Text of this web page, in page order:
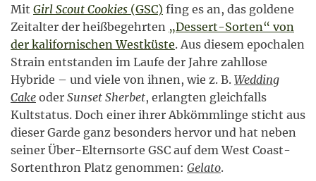
Mit Girl Scout Cookies (GSC) fing es an, das goldene
Zeitalter der heißbegehrten „Dessert-Sorten“ von
der kalifornischen Westküste. Aus diesem epochalen
Strain entstanden im Laufe der Jahre zahllose
Hybride – und viele von ihnen, wie z. B. Wedding
Cake oder Sunset Sherbet, erlangten gleichfalls
Kultstatus. Doch einer ihrer Abkömmlinge sticht aus
dieser Garde ganz besonders hervor und hat neben
seiner Über-Elternsorte GSC auf dem West Coast-
Sortenthron Platz genommen: Gelato.